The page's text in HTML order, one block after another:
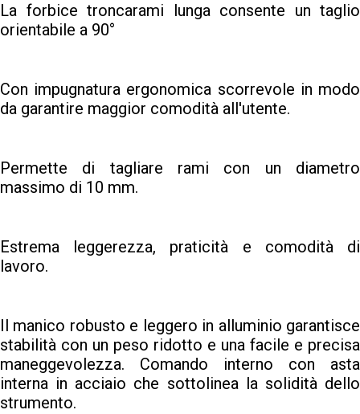
La forbice troncarami lunga consente un taglio
orientabile a 90°
Con impugnatura ergonomica scorrevole in modo
da garantire maggior comodità all'utente.
Permette di tagliare rami con un diametro
massimo di 10 mm.
Estrema leggerezza, praticità e comodità di
lavoro.
Il manico robusto e leggero in alluminio garantisce
stabilità con un peso ridotto e una facile e precisa
maneggevolezza. Comando interno con asta
interna in acciaio che sottolinea la solidità dello
strumento.